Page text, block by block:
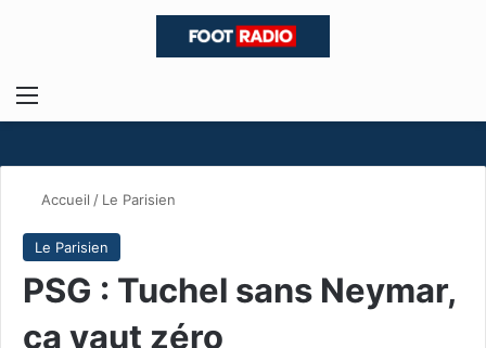
Menu
Accueil / Le Parisien
Le Parisien
PSG : Tuchel sans Neymar,
ça vaut zéro